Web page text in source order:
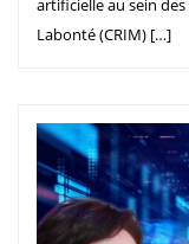
artificielle au sein
Labonté (CRIM) […]